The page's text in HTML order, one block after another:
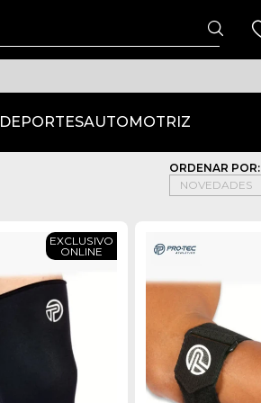
DEPORTESAUTOMOTRIZ
ORDENAR POR:
EXCLUSIVO
ONLINE